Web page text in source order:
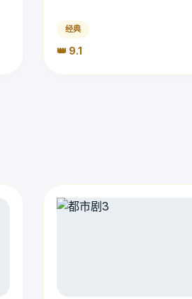
经典
👑 9.1